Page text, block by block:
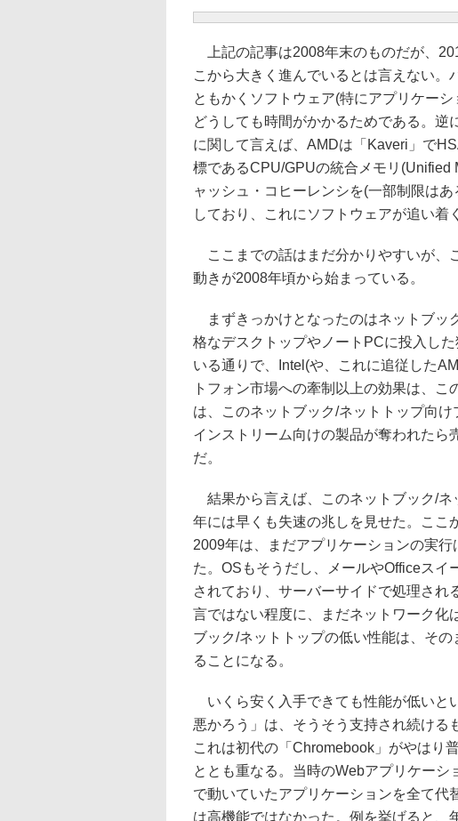
上記の記事は2008年末のものだが、
こから大きく進んでいるとは言えない。
ともかくソフトウェア(特にアプリケー
どうしても時間がかかるためである。逆
に関して言えば、AMDは「Kaveri」で
標であるCPU/GPUの統合メモリ(Unified
ャッシュ・コヒーレンシを(一部制限はあ
しており、これにソフトウェアが追い着
ここまでの話はまだ分かりやすいが、
動きが2008年頃から始まっている。
まずきっかけとなったのはネットブッ
格なデスクトップやノートPCに投入した
いる通りで、Intel(や、これに追従した
トフォン市場への牽制以上の効果は、
は、このネットブック/ネットトップ向
インストリーム向けの製品が奪われたら
だ。
結果から言えば、このネットブック/ネ
年には早くも失速の兆しを見せた。ここ
2009年は、まだアプリケーションの実
た。OSもそうだし、メールやOfficeス
されており、サーバーサイドで処理され
言ではない程度に、まだネットワーク化
ブック/ネットトップの低い性能は、そ
ることになる。
いくら安く入手できても性能が低いと
悪かろう」は、そうそう支持され続ける
これは初代の「Chromebook」がやはり
ととも重なる。当時のWebアプリケーシ
で動いていたアプリケーションを全て代
は高機能ではなかった。例を挙げると、